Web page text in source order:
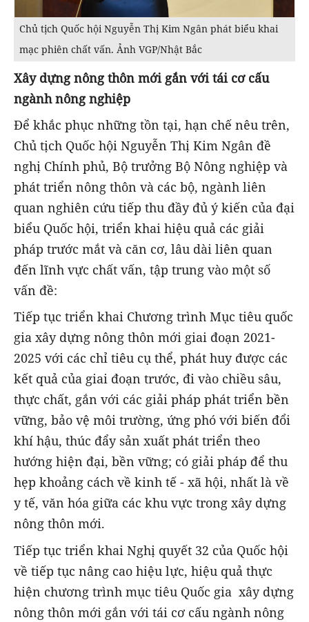
Chủ tịch Quốc hội Nguyễn Thị Kim Ngân phát biểu khai
mạc phiên chất vấn. Ảnh VGP/Nhật Bắc
Xây dựng nông thôn mới gắn với tái cơ cấu
ngành nông nghiệp
Để khắc phục những tồn tại, hạn chế nêu trên,
Chủ tịch Quốc hội Nguyễn Thị Kim Ngân đề
nghị Chính phủ, Bộ trưởng Bộ Nông nghiệp và
phát triển nông thôn và các bộ, ngành liên
quan nghiên cứu tiếp thu đầy đủ ý kiến của đại
biểu Quốc hội, triển khai hiệu quả các giải
pháp trước mắt và căn cơ, lâu dài liên quan
đến lĩnh vực chất vấn, tập trung vào một số
vấn đề:
Tiếp tục triển khai Chương trình Mục tiêu quốc
gia xây dựng nông thôn mới giai đoạn 2021-
2025 với các chỉ tiêu cụ thể, phát huy được các
kết quả của giai đoạn trước, đi vào chiều sâu,
thực chất, gắn với các giải pháp phát triển bền
vững, bảo vệ môi trường, ứng phó với biến đổi
khí hậu, thúc đẩy sản xuất phát triển theo
hướng hiện đại, bền vững; có giải pháp để thu
hẹp khoảng cách về kinh tế - xã hội, nhất là về
y tế, văn hóa giữa các khu vực trong xây dựng
nông thôn mới.
Tiếp tục triển khai Nghị quyết 32 của Quốc hội
về tiếp tục nâng cao hiệu lực, hiệu quả thực
hiện chương trình mục tiêu Quốc gia xây dựng
nông thôn mới gắn với tái cơ cấu ngành nông